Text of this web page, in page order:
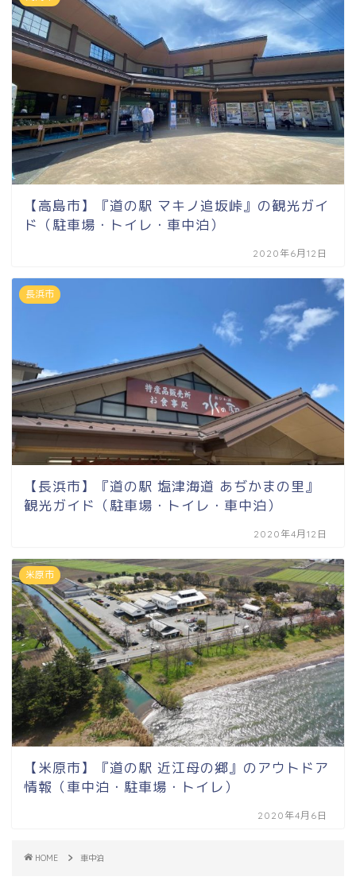
【高島市】『道の駅 マキノ追坂峠』の観光ガイ
ド（駐車場・トイレ・車中泊）
2020年6月12日
長浜市
【長浜市】『道の駅 塩津海道 あぢかまの里』
観光ガイド（駐車場・トイレ・車中泊）
2020年4月12日
米原市
【米原市】『道の駅 近江母の郷』のアウトドア
情報（車中泊・駐車場・トイレ）
2020年4月6日
HOME 車中泊